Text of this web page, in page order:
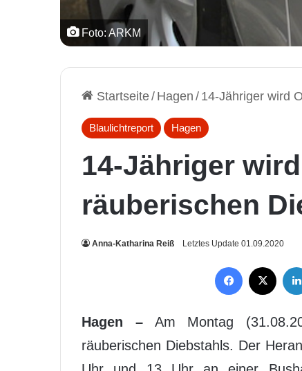
Foto: ARKM
Startseite/ Hagen / 14-Jähriger wird
Blaulichtreport Hagen
14-Jähriger
räuberischen
Anna-Katharina Reiß Letztes Update 01.09.2020
Hagen –Am Montag
räuberischen Diebstahls. Der